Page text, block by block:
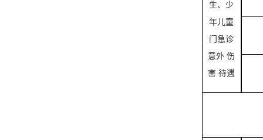
生、少
年儿童
门急诊
意外 伤
害 待遇